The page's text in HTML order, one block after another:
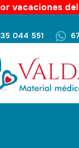
vacaciones
044 551